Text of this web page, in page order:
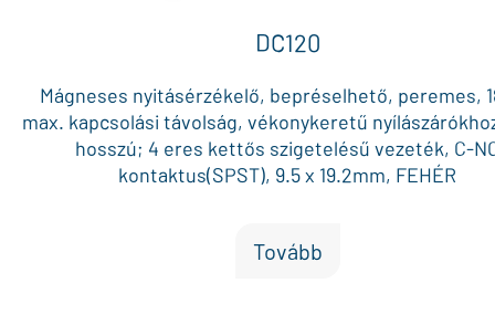
DC120
Mágneses nyitásérzékelő, bepréselhető, peremes,
max. kapcsolási távolság, vékonykeretű
hosszú; 4 eres kettős szigetelésű vezeték, C-
kontaktus(SPST), 9.5 x 19.2mm, FEHÉR
Tovább